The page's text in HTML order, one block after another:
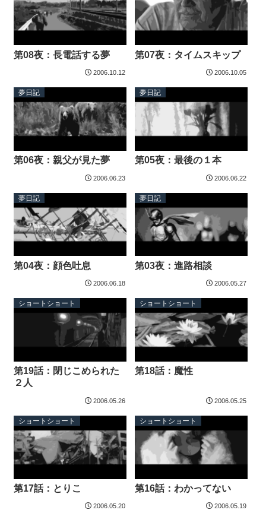
第08夜：長電話する夢
2006.10.12
第07夜：タイムスキップ
2006.10.05
夢日記
第06夜：親父が見た夢
2006.06.23
夢日記
第05夜：最後の１本
2006.06.22
夢日記
第04夜：顔色吐息
2006.06.18
夢日記
第03夜：進路相談
2006.05.27
ショートショート
第19話：閉じこめられた
２人
2006.05.26
ショートショート
第18話：魔性
2006.05.25
ショートショート
第17話：とりこ
2006.05.20
ショートショート
第16話：わかってない
2006.05.19